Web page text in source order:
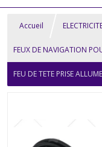
Accueil
FEUX DE NAVIGATION
FEU DE TETE PRISE